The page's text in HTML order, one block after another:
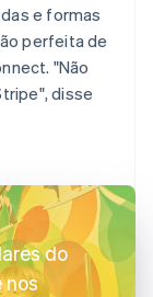
e formas
perfeita de
"Não
disse
do
nos